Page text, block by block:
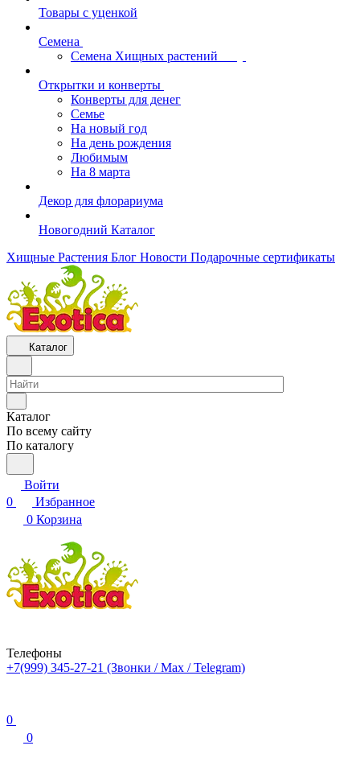
Товары с уценкой
Семена
Семена Хищных растений
Открытки и конверты
Конверты для денег
Семье
На новый год
На день рождения
Любимым
На 8 марта
Декор для флорариума
Новогодний Каталог
Хищные Растения Блог Новости Подарочные сертификаты
Каталог
Каталог
По всему сайту
По каталогу
Войти
0
Избранное
0 Корзина
Телефоны
+7(999) 345-27-21 (Звонки / Max / Telegram)
0
0